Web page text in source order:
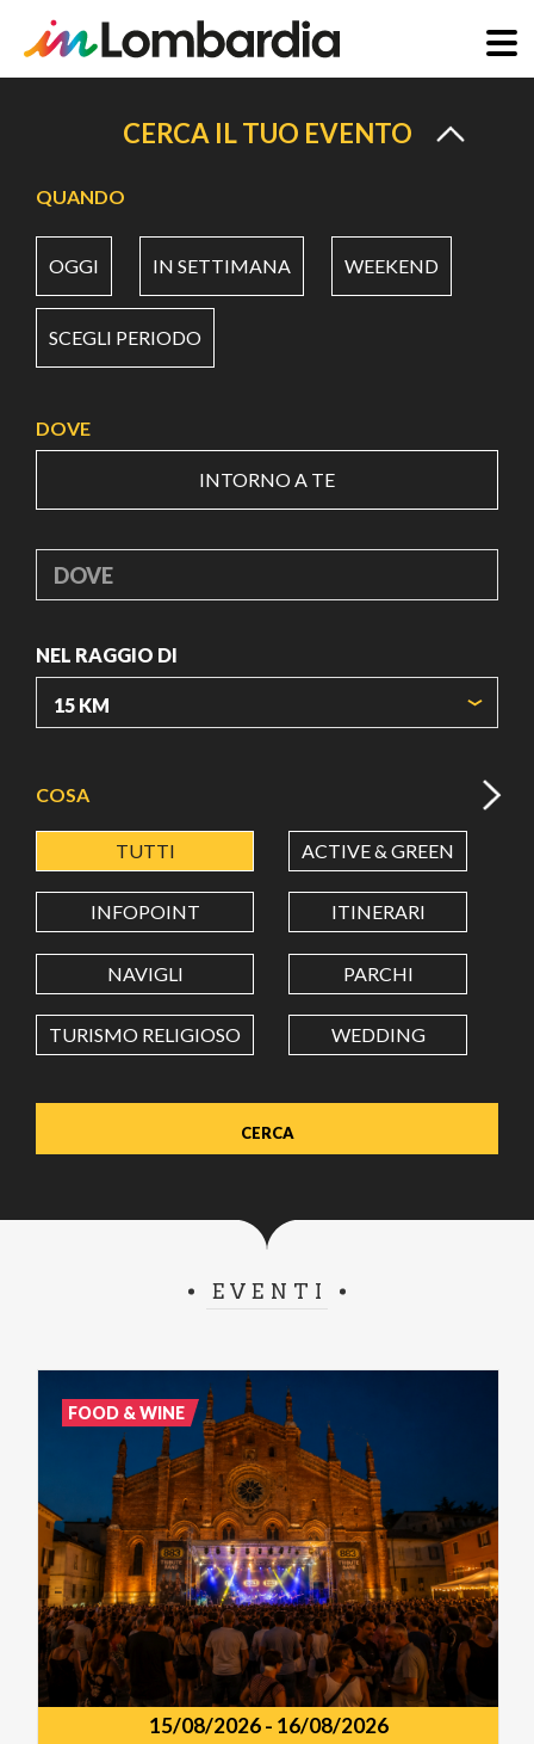
principale
CERCA IL TUO EVENTO
QUANDO
OGGI IN SETTIMANA WEEKEND
SCEGLI PERIODO
DOVE
INTORNO A TE
DOVE
NEL RAGGIO DI
LATITUDINE
LONGITUDINE
Value in decimal degrees. Use dot (.) as decimal separator.
COSA
TUTTI ACTIVE & GREEN
INFOPOINT ITINERARI
NAVIGLI PARCHI
TURISMO RELIGIOSO WEDDING
EVENTI
15/08/2026- 16/08/2026
FOOD & WINE